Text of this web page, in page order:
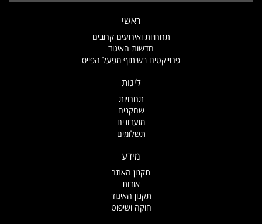
ראשי
תחרויות ואירועים קרובים
חדשות האיגוד
פרוייקטים בשיתוף מפעל הפייס
ליגות
תחרויות
שחקנים
מועדונים
תשלומים
מידע
תקנון האתר
אודות
תקנון האיגוד
חוקה ושיפוט